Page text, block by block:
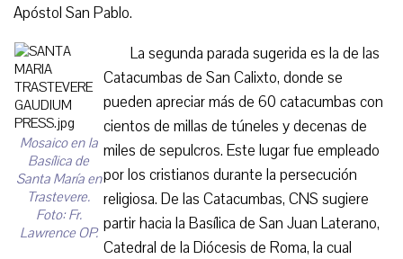
Apóstol San Pablo.
Mosaico en la
Basílica de
Santa María en
Trastevere.
Foto: Fr.
Lawrence OP.
La segunda parada sugerida es la de las
Catacumbas de San Calixto, donde se
pueden apreciar más de 60 catacumbas con
cientos de millas de túneles y decenas de
miles de sepulcros. Este lugar fue empleado
por los cristianos durante la persecución
religiosa. De las Catacumbas, CNS sugiere
partir hacia la Basílica de San Juan Laterano,
Catedral de la Diócesis de Roma, la cual